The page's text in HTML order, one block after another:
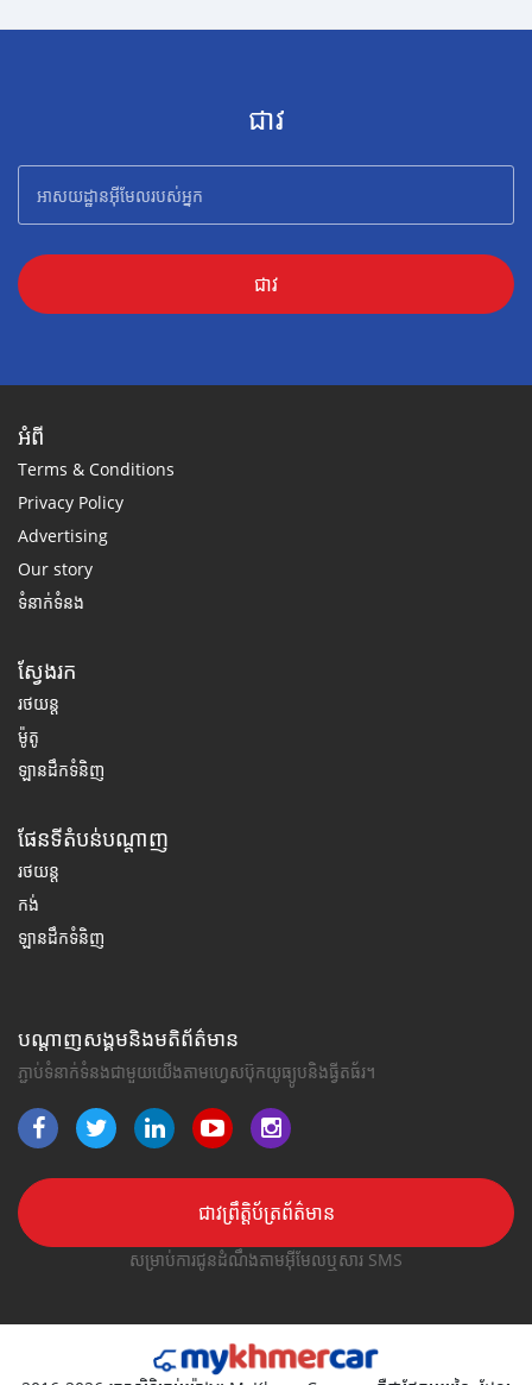
ជាវ
ជាវ
អំពី
Terms & Conditions
Privacy Policy
Advertising
Our story
ទំនាក់ទំនង
ស្វែងរក
រថយន្ត
ម៉ូតូ
ឡានដឹកទំនិញ
ផែនទីតំបន់បណ្តាញ
រថយន្ត
កង់
ឡានដឹកទំនិញ
បណ្តាញសង្គមនិងមតិព័ត៌មាន
ភ្ជាប់ទំនាក់ទំនងជាមួយយើងតាមហ្វេសប៊ុកយូធ្យូបនិងធ្វីតធ័រ។
ជាវព្រឹត្តិប័ត្រព័ត៌មាន
សម្រាប់ការជូនដំណឹងតាមអ៊ីមែលឬសារ SMS